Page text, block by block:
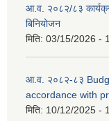
आ.व. २०८२/८३
बिनियोजन
मिति: 03/15/2026 -
आ.व. २०८२-८३
accordance with
मिति: 10/12/2025 -